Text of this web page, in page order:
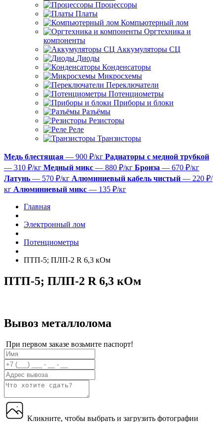
Процессоры
Платы
Компьютерный лом
Оргтехника и
компоненты
Аккумуляторы СЦ
Диоды
Конденсаторы
Микросхемы
Переключатели
Потенциометры
Приборы и блоки
Разъёмы
Резисторы
Реле
Транзисторы
Медь блестящая — 900 ₽/кг Радиаторы с медной трубкой
— 310 ₽/кг Медный микс — 880 ₽/кг Бронза — 670 ₽/кг
Латунь — 570 ₽/кг Алюминиевый кабель чистый — 220 ₽/
кг Алюминиевый микс — 135 ₽/кг
Главная
Электронный лом
Потенциометры
ПТП-5; ПЛП-2 R 6,3 кОм
ПТП-5; ПЛП-2 R 6,3 кОм
Вывоз металлолома
При первом заказе возьмите паспорт!
Кликните, чтобы выбрать и загрузить фотографии